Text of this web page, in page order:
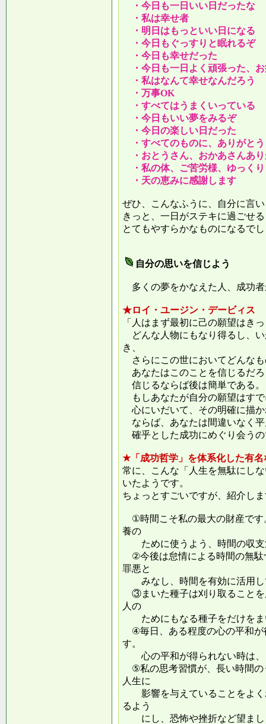
・今日も一日いい日だったな
・私は幸せ者
・明日はもっといい日になる
・今日もぐっすりと眠れるぞ
・今日も幸せだった
・今日も一日よく頑張った、
・私はなんて幸せなんだろう
・万事OK
・すべてはうまくいっている
・今日もいい夢をみるぞ
・今日の楽しい日だった
・すべてのものに、ありがとう
・おとうさん、おかあさんあ
・私の体、ご苦労様、ゆっく
・天の恵みに感謝します
ぜひ、こんなふうに、自分に言
きっと、一日がステキに過ごせ
とてもやすらかなものになるで
自分の思いを信じよう
多くの夢をかなえた人、成功
★ロイ・ユージン・デービィス
「人はまず最初に己の願望はき
どんな人物にもなり得るし、
き、
さらにこの世においてどんな
あなたはこのことを信じるだ
信じるならば後は簡単である。
もしあなたが自分の願望はす
心にいだいて、その明確に描
ならば、あなたは間違いなく
確乎とした成功にめぐり会う
★「成功哲学」を体系化した有
常に、こんな「人生を無駄にし
いたようです。
ちょっとすごいですが、紹介し
①時間こそ私の最大の財産です
養の
ために使うよう、時間の収支
②今後は怠情による時間の無駄
罪悪と
みなし、時間を有効に活用し
③まいた種子は刈り取ることを
人の
ためにもなる種子をだけをま
④毎日、ある程度の心の平和が
す。
心の平和が得られない時は、
⑤私の思考習慣が、長い時間の
人生に
影響を与えていることをよく
るよう
にし、恐怖や挫折など望まし